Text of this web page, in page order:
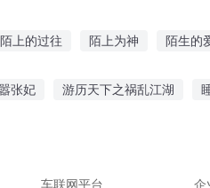
陌上的过往 陌上为神 陌生的
张妃 游历天下之祸乱江湖
车联网平台
企